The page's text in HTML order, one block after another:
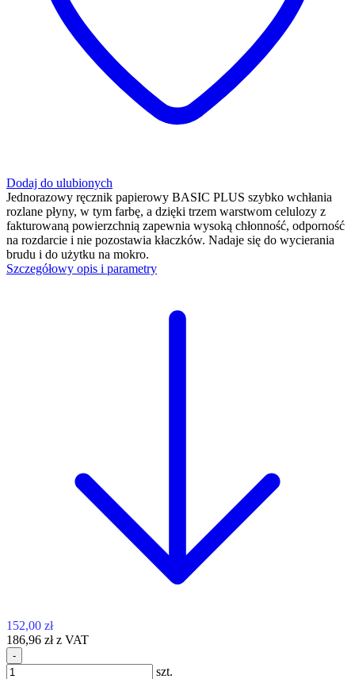
Dodaj do ulubionych
Jednorazowy ręcznik papierowy BASIC PLUS szybko wchłania
rozlane płyny, w tym farbę, a dzięki trzem warstwom celulozy z
fakturowaną powierzchnią zapewnia wysoką chłonność, odporność
na rozdarcie i nie pozostawia kłaczków. Nadaje się do wycierania
brudu i do użytku na mokro.
Szczegółowy opis i parametry
152,00 zł
186,96 zł z VAT
-
szt.